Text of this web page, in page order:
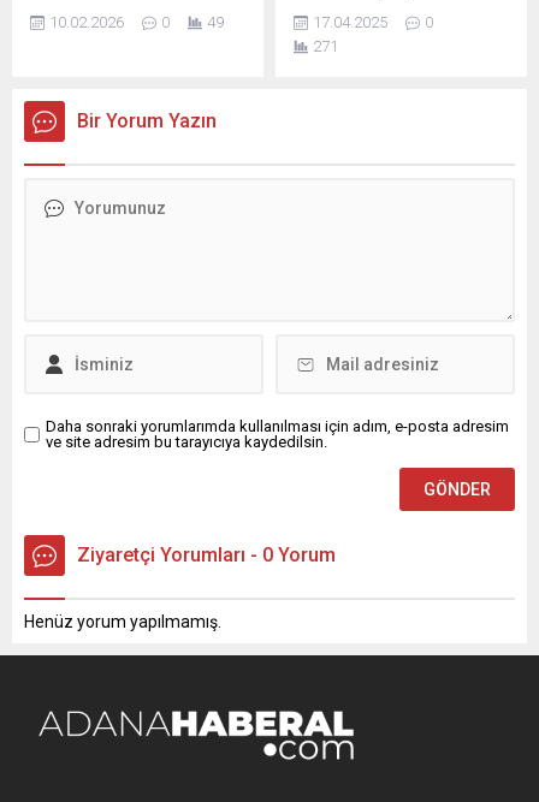
Milliyetçi Hareket Partisi
(MHP) Adana İl Başkanı
Hamit Emrah Beriş’i
makamında ziyaret etti.
Kara ile Ülkü Ocakları
10.02.2026 0 49
Belediyesi ASKİ şirketi
Personel A. Ş.’de yönetim
kurulu başkanı ile yönetim
17.04.2025
0
271
Bir Yorum Yazın
Daha sonraki yorumlarımda kullanılması için adım, e-posta adresim
ve site adresim bu tarayıcıya kaydedilsin.
Ziyaretçi Yorumları - 0 Yorum
Henüz yorum yapılmamış.